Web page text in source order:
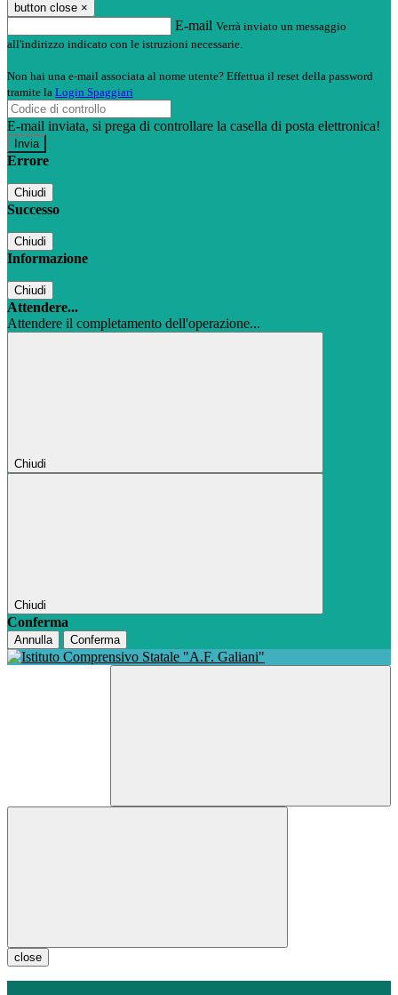
button close ×
E-mail Verrà inviato un messaggio
all'indirizzo indicato con le istruzioni necessarie.
Non hai una e-mail associata al nome utente? Effettua il reset della password
tramite la Login Spaggiari
E-mail inviata, si prega di controllare la casella di posta elettronica!
Errore
Chiudi
Successo
Chiudi
Informazione
Chiudi
Attendere...
Attendere il completamento dell'operazione...
Chiudi
Chiudi
Conferma
Annulla Conferma
close